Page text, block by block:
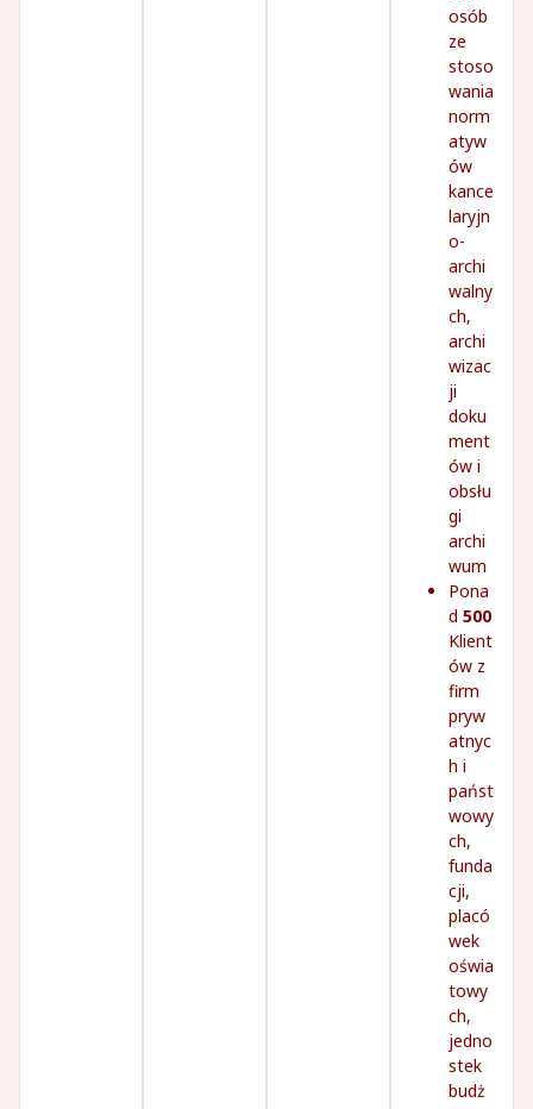
osób
ze
stoso
wania
norm
atyw
ów
kance
laryjn
o-
archi
walny
ch,
archi
wizac
ji
doku
ment
ów i
obsłu
gi
archi
wum
Pona
d 500
Klient
ów z
firm
pryw
atnyc
h i
państ
wowy
ch,
funda
cji,
placó
wek
oświa
towy
ch,
jedno
stek
budż